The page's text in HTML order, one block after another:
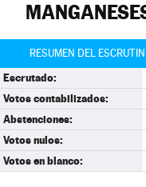
RESUMEN DEL
Escrutado:
Votos contabilizados:
Abstenciones:
Votos nulos:
Votos en blanco: